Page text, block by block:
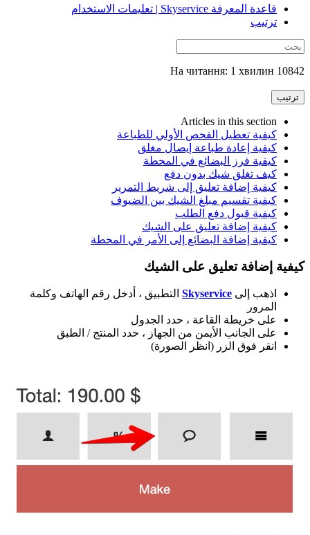
قاعدة المعرفة Skyservice | تعليمات الاستخدام
ترتيب
10842 На читання: 1 хвилин
ترتيب
Articles in this section
كيفية تعطيل الفحص الأولي للطباعة
كيفية إعادة طباعة إيصال مغلق
كيفية فرز البضائع في المحطة
كيف تغلق شيك بدون دفع
كيفية إضافة تعليق إلى شريط التمرير
كيفية تقسيم مبلغ الشيك بين الضيوف
كيفية قبول دفع الطلب
كيفية إضافة تعليق على الشيك
كيفية إضافة البضائع إلى الأمر في المحطة
كيفية إضافة تعليق على الشيك
اذهب إلى Skyservice التطبيق ، أدخل رقم الهاتف وكلمة
المرور
على خريطة القاعة ، حدد الجدول
على الجانب الأيمن من الجهاز ، حدد المنتج / الطبق
انقر فوق الزر (انظر الصورة)